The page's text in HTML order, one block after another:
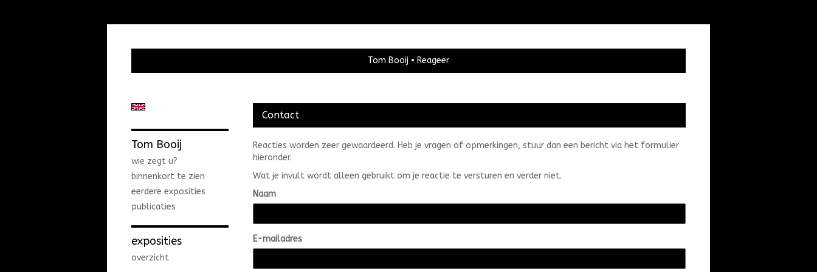
Tom Booij Reageer
Contact
Reacties worden zeer gewaardeerd. Heb je vragen of opmerkingen, stuur dan een bericht via het formulier
hieronder.
Wat je invult wordt alleen gebruikt om je reactie te versturen en verder niet.
Naam
E-mailadres
Tom Booij
wie zegt u?
binnenkort te zien
eerdere exposities
publicaties
exposities
overzicht